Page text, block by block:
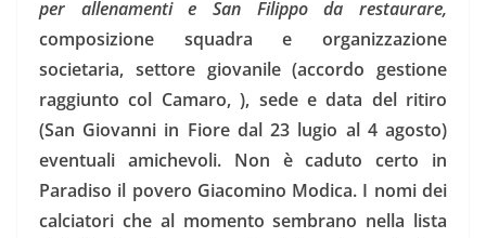
per allenamenti e San Filippo da restaurare,
composizione squadra e organizzazione
societaria, settore giovanile (accordo gestione
raggiunto col Camaro, ), sede e data del ritiro
(San Giovanni in Fiore dal 23 lugio al 4 agosto)
eventuali amichevoli. Non è caduto certo in
Paradiso il povero Giacomino Modica. I nomi dei
calciatori che al momento sembrano nella lista